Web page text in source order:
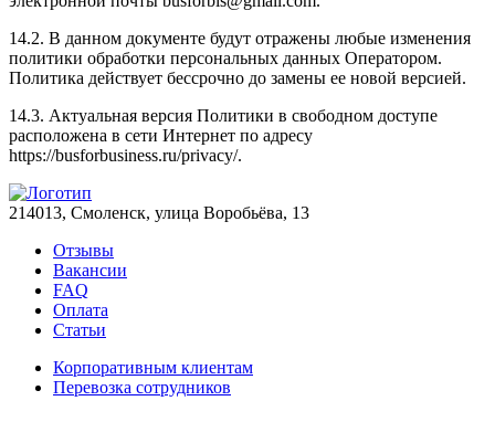
14.2. В данном документе будут отражены любые изменения
политики обработки персональных данных Оператором.
Политика действует бессрочно до замены ее новой версией.
14.3. Актуальная версия Политики в свободном доступе
расположена в сети Интернет по адресу
https://busforbusiness.ru/privacy/.
214013, Смоленск, улица Воробьёва, 13
Отзывы
Вакансии
FAQ
Оплата
Статьи
Корпоративным клиентам
Перевозка сотрудников